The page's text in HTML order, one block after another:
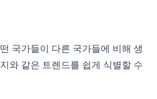
국가들이 다른 국가들에 비해 생
와 같은 트렌드를 쉽게 식별할 수